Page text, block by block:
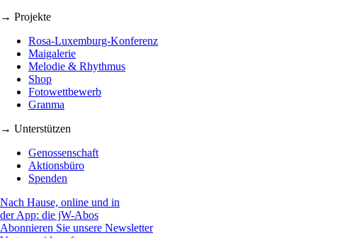
→ Projekte
Rosa-Luxemburg-Konferenz
Maigalerie
Melodie & Rhythmus
Shop
Fotowettbewerb
Granma
→ Unterstützen
Genossenschaft
Aktionsbüro
Spenden
Nach Hause, online und in
der App: die jW-Abos
Abonnieren Sie unsere Newsletter